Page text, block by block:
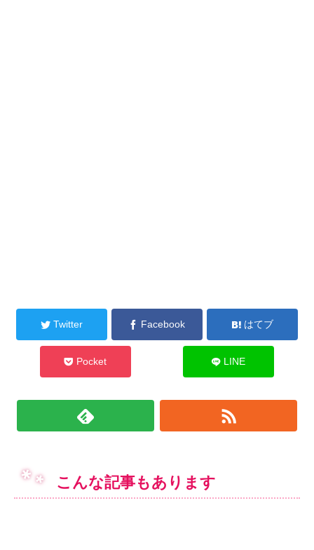
Twitter Facebook はてブ
Pocket LINE
こんな記事もあります